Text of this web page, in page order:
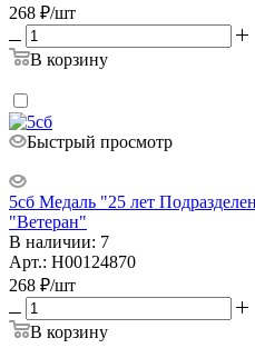
268 ₽/шт
В корзину
Быстрый просмотр
5сб Медаль "25 лет
"Ветеран"
В наличии: 7
Арт.: Н00124870
268 ₽/шт
В корзину